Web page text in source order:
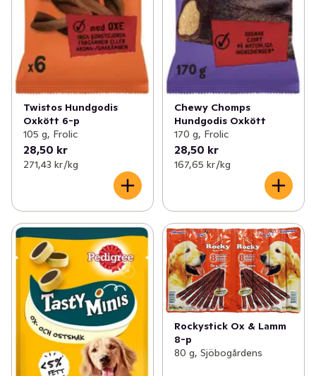
Twistos Hundgodis
Oxkött 6-p
105 g, Frolic
28,50 kr
271,43 kr /kg
Chewy Chomps
Hundgodis Oxkött
170 g, Frolic
28,50 kr
167,65 kr /kg
Rockystick Ox & Lamm
8-p
80 g, Sjöbogårdens